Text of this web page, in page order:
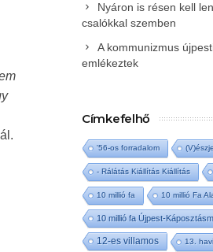
Nyáron is résen kell
csalókkal szemben
A kommunizmus
emlékeztek
Címkefelhő
'56-os forradalom
- Rálátás Kiállítás Kiállítás
10 millió fa 10 millió Fa
10 millió fa Újpest-
12-es villamos 13.